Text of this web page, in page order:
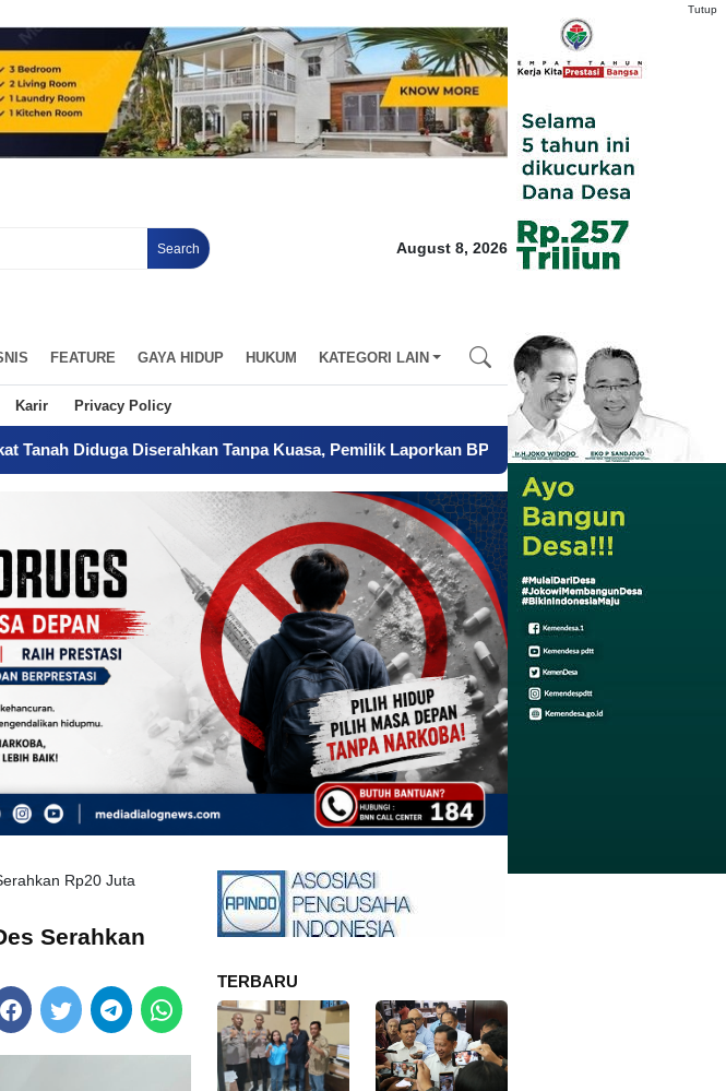
Search August 8, 2026
FEATURE GAYA HIDUP HUKUM KATEGORI LAIN
Karir Privacy Policy
Diserahkan Tanpa Kuasa, Pemilik Laporkan BPN Parepare ke Polisi- Mendagri Siapkan Tiga
Rp20 Juta
Serahkan
TERBARU
Tutup